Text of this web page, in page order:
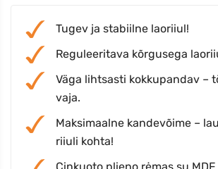
Tugev ja stabiilne laoriiul!
Reguleeritava kõrgusega
Väga lihtsasti kokkupandav –
vaja.
Maksimaalne kandevõime –
riiuli kohta!